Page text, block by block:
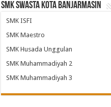
SMK Swasta Kota Banjarmasin
SMK ISFI
SMK Maestro
SMK Husada Unggulan
SMK Muhammadiyah 2
SMK Muhammadiyah 3